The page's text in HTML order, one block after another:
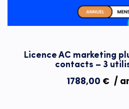
Licence AC marketing
contacts – 3